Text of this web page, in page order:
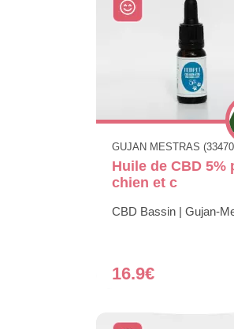
GUJAN MESTRAS
Huile de CBD 5%
chien et c
CBD Bassin | Gujan-
16.9€